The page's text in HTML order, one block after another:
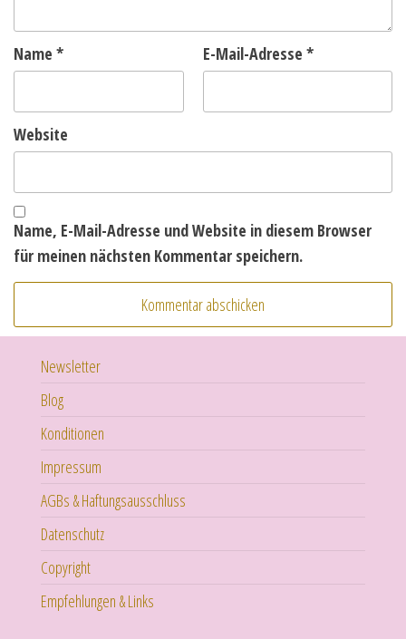
Name * E-Mail-Adresse *
Website
Name, E-Mail-Adresse und Website in diesem Browser
für meinen nächsten Kommentar speichern.
Newsletter
Blog
Konditionen
Impressum
AGBs & Haftungsausschluss
Datenschutz
Copyright
Empfehlungen & Links